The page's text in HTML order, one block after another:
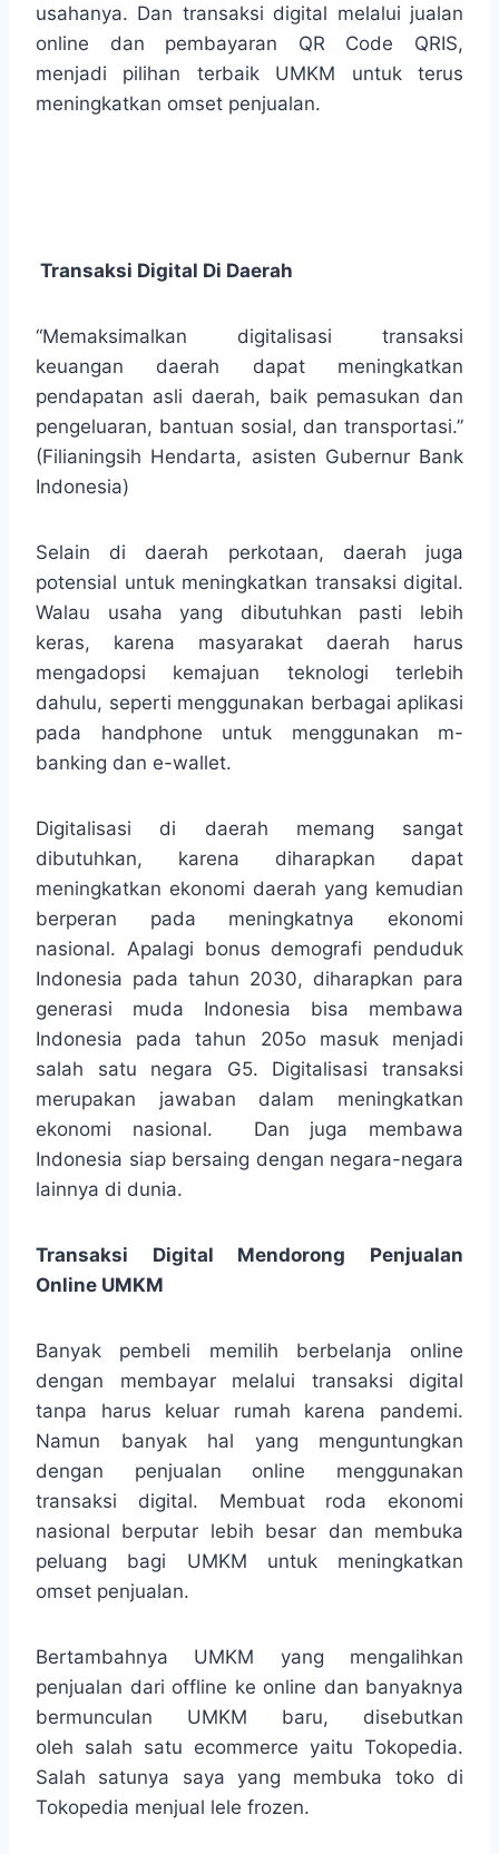
usahanya. Dan transaksi digital melalui jualan
online dan pembayaran QR Code QRIS,
menjadi pilihan terbaik UMKM untuk terus
meningkatkan omset penjualan.
Transaksi Digital Di Daerah
“Memaksimalkan digitalisasi transaksi
keuangan daerah dapat meningkatkan
pendapatan asli daerah, baik pemasukan dan
pengeluaran, bantuan sosial, dan transportasi.”
(Filianingsih Hendarta, asisten Gubernur Bank
Indonesia)
Selain di daerah perkotaan, daerah juga
potensial untuk meningkatkan transaksi digital.
Walau usaha yang dibutuhkan pasti lebih
keras, karena masyarakat daerah harus
mengadopsi kemajuan teknologi terlebih
dahulu, seperti menggunakan berbagai aplikasi
pada handphone untuk menggunakan m-
banking dan e-wallet.
Digitalisasi di daerah memang sangat
dibutuhkan, karena diharapkan dapat
meningkatkan ekonomi daerah yang kemudian
berperan pada meningkatnya ekonomi
nasional. Apalagi bonus demografi penduduk
Indonesia pada tahun 2030, diharapkan para
generasi muda Indonesia bisa membawa
Indonesia pada tahun 205o masuk menjadi
salah satu negara G5. Digitalisasi transaksi
merupakan jawaban dalam meningkatkan
ekonomi nasional. Dan juga membawa
Indonesia siap bersaing dengan negara-negara
lainnya di dunia.
Transaksi Digital Mendorong Penjualan
Online UMKM
Banyak pembeli memilih berbelanja online
dengan membayar melalui transaksi digital
tanpa harus keluar rumah karena pandemi.
Namun banyak hal yang menguntungkan
dengan penjualan online menggunakan
transaksi digital. Membuat roda ekonomi
nasional berputar lebih besar dan membuka
peluang bagi UMKM untuk meningkatkan
omset penjualan.
Bertambahnya UMKM yang mengalihkan
penjualan dari offline ke online dan banyaknya
bermunculan UMKM baru, disebutkan
oleh salah satu ecommerce yaitu Tokopedia.
Salah satunya saya yang membuka toko di
Tokopedia menjual lele frozen.